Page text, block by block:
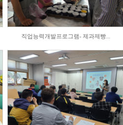
직업능력개발프로그램- 제과제빵...